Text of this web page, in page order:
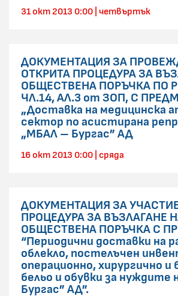
31 окт 2013 0:00 | четвъртък
ДОКУМЕНТАЦИЯ ЗА
ОТКРИТА ПРОЦЕДУРА ЗА
ОБЩЕСТВЕНА ПОРЪЧКА ПО
ЧЛ.14, АЛ.3 от ЗОП, С
„Доставка на медицинска
сектор по асистирана
„МБАЛ – Бургас” АД
16 окт 2013 0:00 | сряда
ДОКУМЕНТАЦИЯ ЗА
ПРОЦЕДУРА ЗА ВЪЗЛАГАНЕ
ОБЩЕСТВЕНА ПОРЪЧКА С
“Периодични доставки на
облекло, постелъчен
операционно, хирургично и
бельо и обувки за нуждите
Бургас” АД”.